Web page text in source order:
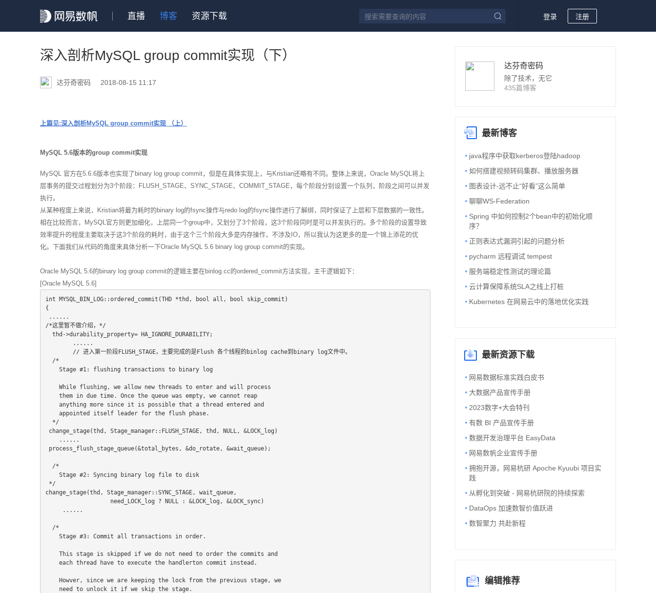
直播 博客 资源下载 登录 注册
达芬奇密码
除了技术，无它
435篇博客
最新博客
java程序中获取kerberos登陆hadoop
如何搭建视频转码集群、播放服务器
图表设计-远不止“好看”这么简单
聊聊WS-Federation
Spring 中如何控制2个bean中的初始化顺
序？
正则表达式漏洞引起的问题分析
pycharm 远程调试 tempest
服务端稳定性测试的理论篇
云计算保障系统SLA之线上打桩
Kubernetes 在网易云中的落地优化实践
最新资源下载
网易数据标准实践白皮书
大数据产品宣传手册
2023数字+大会特刊
有数 BI 产品宣传手册
数据开发治理平台 EasyData
网易数帆企业宣传手册
拥抱开源，网易杭研 Apoche Kyuubi 项目实
践
从孵化到突破 - 网易杭研院的持续探索
DataOps 加速数智价值跃进
数智聚力 共赴新程
编辑推荐
深入剖析MySQL group commit实现（下）
达芬奇密码 2018-08-15 11:17
上篇见:深入剖析MySQL group commit实现 （上）
MySQL 5.6版本的group commit实现
MySQL 官方在5.6.6版本也实现了binary log group commit，但是在具体实现上，与Kristian还略有不同。整体上来说，Oracle MySQL将上
层事务的提交过程划分为3个阶段：FLUSH_STAGE、SYNC_STAGE、COMMIT_STAGE，每个阶段分别设置一个队列，阶段之间可以并发
执行。
从某种程度上来说，Kristian将最为耗时的binary log的fsync操作与redo log的fsync操作进行了解绑，同时保证了上层和下层数据的一致性。
相在比较而言，MySQL官方则更加细化，上层同一个group中，又划分了3个阶段，这3个阶段同时是可以并发执行的。多个阶段的设置导致
效率提升的程度主要取决于这3个阶段的耗时，由于这个三个阶段大多是内存操作，不涉及IO，所以我认为这更多的是一个锦上添花的优
化。下面我们从代码的角度来具体分析一下Oracle MySQL 5.6 binary log group commit的实现。
Oracle MySQL 5.6的binary log group commit的逻辑主要在binlog.cc的ordered_commit方法实现，主干逻辑如下：
[Oracle MySQL 5.6]
int MYSQL_BIN_LOG::ordered_commit(THD *thd, bool all, bool skip_commit)
{
......
/*这里暂不做介绍，*/
  thd->durability_property= HA_IGNORE_DURABILITY;
        ......
        // 进入第一阶段FLUSH_STAGE，主要完成的是Flush 各个线程的binlog cache到binary log文件中。
  /*
    Stage #1: flushing transactions to binary log
    While flushing, we allow new threads to enter and will process
    them in due time. Once the queue was empty, we cannot reap
    anything more since it is possible that a thread entered and
    appointed itself leader for the flush phase.
  */
change_stage(thd, Stage_manager::FLUSH_STAGE, thd, NULL, &LOCK_log)
    ......
process_flush_stage_queue(&total_bytes, &do_rotate, &wait_queue);
  /*
    Stage #2: Syncing binary log file to disk
*/
change_stage(thd, Stage_manager::SYNC_STAGE, wait_queue,
                   need_LOCK_log ? NULL : &LOCK_log, &LOCK_sync)
     ......
  /*
    Stage #3: Commit all transactions in order.
    This stage is skipped if we do not need to order the commits and
    each thread have to execute the handlerton commit instead.
    Howver, since we are keeping the lock from the previous stage, we
    need to unlock it if we skip the stage.